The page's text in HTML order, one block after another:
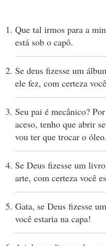
Que tal irmos para a
está sob o capô.
Se deus fizesse um
ele fez, com certeza
Seu pai é mecânico?
aceso, tenho que abrir
vou ter que trocar o óleo.
Se Deus fizesse um
arte, com certeza você
Gata, se Deus fizesse
você estaria na capa!